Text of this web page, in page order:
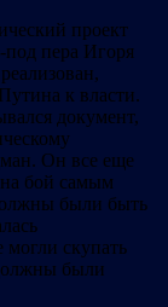
проект
пера Игоря
к власти.
документ,
Он все еще
бой самым
были быть
скупать
были